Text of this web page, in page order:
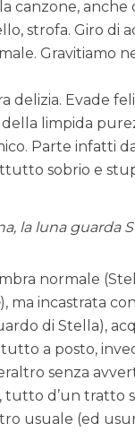
canzone,
strofa. Giro di
Gravitiamo
delizia. Evade
limpida
Parte infatti
sobrio e
la luna guarda
normale
), ma incastrata
di Stella),
a posto,
senza
tutto d’un tratto
usuale (ed